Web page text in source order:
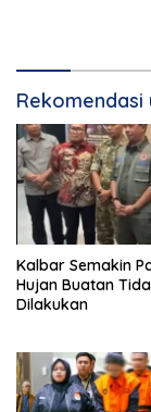
Rekomendasi
Kalbar Semakin
Hujan Buatan
Dilakukan